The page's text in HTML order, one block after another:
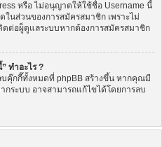
หรือ ไม่อนุญาตให้ใช้ชื่อ Username นี้
ในส่วนของการสมัครสมาชิก เพราะไม่
ต่อผู็ดูแลระบบหากต้องการสมัครสมาชิก
ทำอะไร ?
คุ๊กกี๊ทั้งหมดที่ phpBB สร้างขึ้น หากคุณมี
กระบบ อาจสามารถแก้ไขได้โดยการลบ